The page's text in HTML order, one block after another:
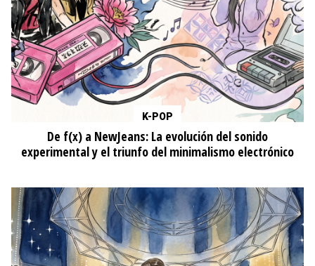
K-POP
De f(x) a NewJeans: La evolución del sonido
experimental y el triunfo del minimalismo electrónico